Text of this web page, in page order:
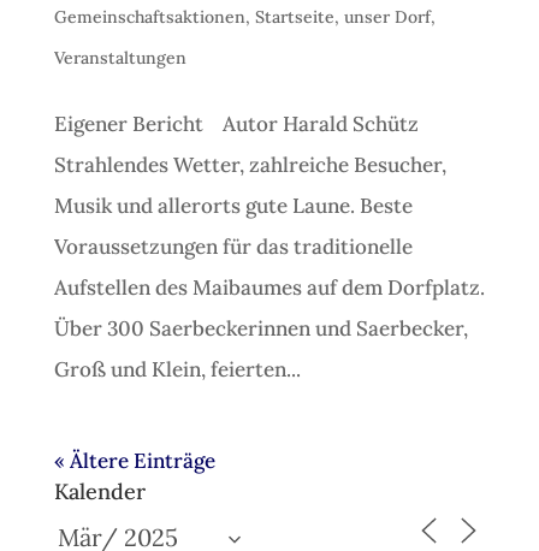
Gemeinschaftsaktionen, Startseite, unser Dorf,
Veranstaltungen
Eigener Bericht Autor Harald Schütz
Strahlendes Wetter, zahlreiche Besucher,
Musik und allerorts gute Laune. Beste
Voraussetzungen für das traditionelle
Aufstellen des Maibaumes auf dem Dorfplatz.
Über 300 Saerbeckerinnen und Saerbecker,
Groß und Klein, feierten...
« Ältere Einträge
Kalender